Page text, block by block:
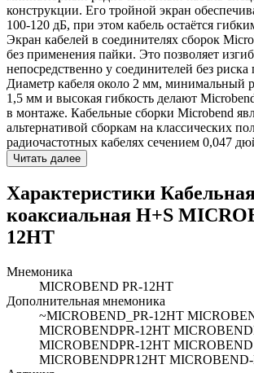
конструкции. Его тройной экран
100-120 дБ, при этом кабель остаётся
Экран кабелей в соединителях сборок
без применения пайки. Это позволяет
непосредственно у соединителей без
Диаметр кабеля около 2 мм, минимальный
1,5 мм и высокая гибкость делают
в монтаже. Кабельные сборки Microbend
альтернативой сборкам на классических
радиочастотных кабелях сечением 0,047
Читать далее
Характеристики
коаксиальная H+S
12HT
Мнемоника
MICROBEND PR-12HT
Дополнительная мнемоника
~MICROBEND_PR-12HT
MICROBENDPR-12HT
MICROBENDPR-12HT
MICROBENDPR12HT